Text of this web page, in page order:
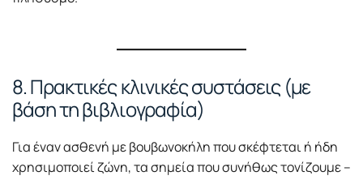
8. Πρακτικές κλινικές συστάσεις (με
βάση τη βιβλιογραφία)
Για έναν ασθενή με βουβωνοκήλη που σκέφτεται ή ήδη
χρησιμοποιεί ζώνη, τα σημεία που συνήθως τονίζουμε –